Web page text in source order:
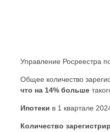
Управление Росреестра
Общее количество
что на 14% больше
Ипотеки в 1 квартале
Количество